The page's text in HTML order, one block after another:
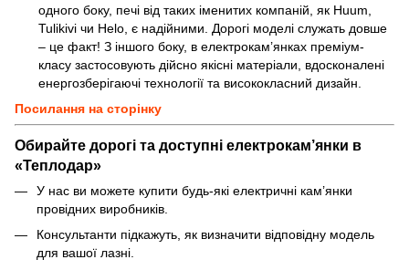
одного боку, печі від таких іменитих компаній, як Huum,
Tulikivi чи Helo, є надійними. Дорогі моделі служать довше
– це факт! З іншого боку, в електрокам’янках преміум-
класу застосовують дійсно якісні матеріали, вдосконалені
енергозберігаючі технології та висококласний дизайн.
Посилання на сторінку
Обирайте дорогі та доступні електрокам’янки в
«Теплодар»
У нас ви можете купити будь-які електричні кам’янки
провідних виробників.
Консультанти підкажуть, як визначити відповідну модель
для вашої лазні.